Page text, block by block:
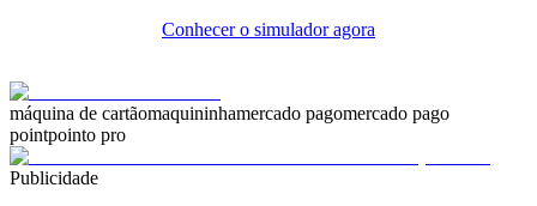
Conhecer o simulador agora
máquina de cartãomaquininhamercado pagomercado pago
pointpointo pro
Publicidade